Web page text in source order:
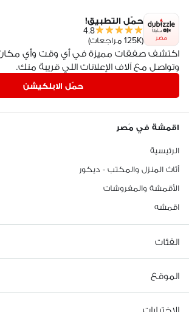
مصر
حمّل التطبيق!
4.8
(125K مراجعات)
اكتشف صفقات مميزة في أي وقت وأي
وتواصل مع آلاف الإعلانات اللي قريبة منك.
حمّل الابلكيشن
اقمشة في مَصر
الرئيسية
أثاث المنزل والمكتب - ديكور
الأقمشة والمفروشات
اقمشه
الفئات
الموقع